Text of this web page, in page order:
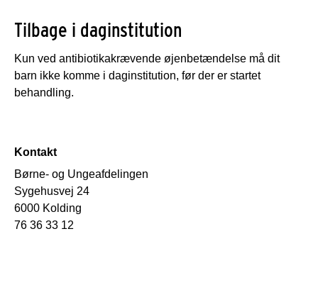
Tilbage i daginstitution
Kun ved antibiotikakrævende øjenbetændelse må dit
barn ikke komme i daginstitution, før der er startet
behandling.
Kontakt
Børne- og Ungeafdelingen
Sygehusvej 24
6000 Kolding
76 36 33 12